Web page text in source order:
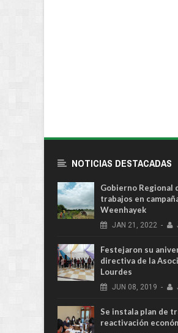
NOTICIAS DESTACADAS
Gobierno Regional
trabajos en
Weenhayek
JAN 21, 2022 -
Festejaron su
directiva de la
Lourdes
JUN 08, 2019 -
Se instala plan de
reactivación